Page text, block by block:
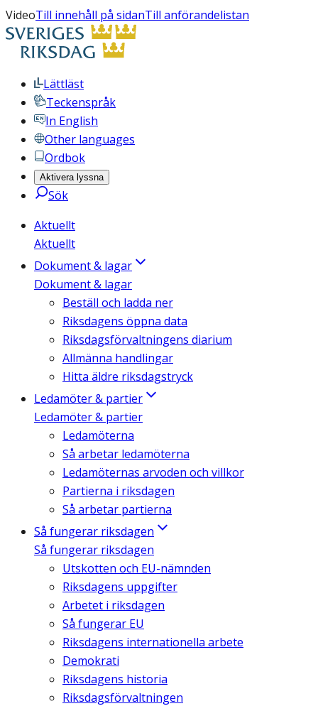
VideoTill innehåll på sidanTill anförandelistan
Lättläst
Teckenspråk
In English
Other languages
Ordbok
Aktivera lyssna
Sök
Aktuellt
Aktuellt
Dokument & lagar
Dokument & lagar
Beställ och ladda ner
Riksdagens öppna data
Riksdagsförvaltningens diarium
Allmänna handlingar
Hitta äldre riksdagstryck
Ledamöter & partier
Ledamöter & partier
Ledamöterna
Så arbetar ledamöterna
Ledamöternas arvoden och villkor
Partierna i riksdagen
Så arbetar partierna
Så fungerar riksdagen
Så fungerar riksdagen
Utskotten och EU-nämnden
Riksdagens uppgifter
Arbetet i riksdagen
Så fungerar EU
Riksdagens internationella arbete
Demokrati
Riksdagens historia
Riksdagsförvaltningen